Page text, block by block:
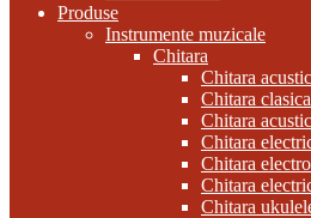
Produse
Instrumente muzicale
Chitara
Chitara
Chitara clasica
Chitara
Chitara
Chitara
Chitara
Chitara